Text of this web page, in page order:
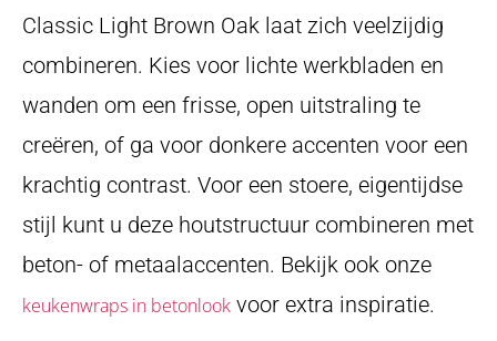
Classic Light Brown Oak laat zich veelzijdig
combineren. Kies voor lichte werkbladen en
wanden om een frisse, open uitstraling te
creëren, of ga voor donkere accenten voor een
krachtig contrast. Voor een stoere, eigentijdse
stijl kunt u deze houtstructuur combineren met
beton- of metaalaccenten. Bekijk ook onze
keukenwraps in betonlook voor extra inspiratie.